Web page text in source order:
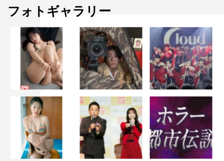
＜掲載タレント＞
宮地すみれ＆渡辺莉奈（日向坂46）
山口陽世（日向坂46）
森脇梨々夏
塩月希依音（NMB48）
田中れい（NMB48）
沢口愛華
南みゆか（Sophia la Mode）
松島かのん
百田汐里
花咲楓香
横野すみれ
フォトギャラリー